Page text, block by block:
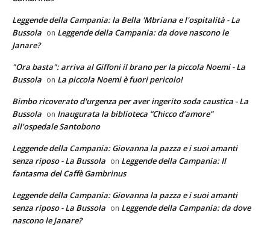
Leggende della Campania: la Bella 'Mbriana e l'ospitalità - La
Bussola on Leggende della Campania: da dove nascono le
Janare?
"Ora basta": arriva al Giffoni il brano per la piccola Noemi - La
Bussola on La piccola Noemi è fuori pericolo!
Bimbo ricoverato d'urgenza per aver ingerito soda caustica - La
Bussola on Inaugurata la biblioteca “Chicco d’amore”
all’ospedale Santobono
Leggende della Campania: Giovanna la pazza e i suoi amanti
senza riposo - La Bussola on Leggende della Campania: Il
fantasma del Caffè Gambrinus
Leggende della Campania: Giovanna la pazza e i suoi amanti
senza riposo - La Bussola on Leggende della Campania: da dove
nascono le Janare?